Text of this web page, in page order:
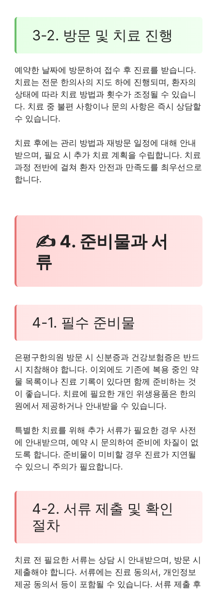
3-2. 방문 및 치료 진행
예약한 날짜에 방문하여 접수 후 진료를 받습니다.
치료는 전문 한의사의 지도 하에 진행되며, 환자의
상태에 따라 치료 방법과 횟수가 조정될 수 있습니
다. 치료 중 불편 사항이나 문의 사항은 즉시 상담할
수 있습니다.
치료 후에는 관리 방법과 재방문 일정에 대해 안내
받으며, 필요 시 추가 치료 계획을 수립합니다. 치료
과정 전반에 걸쳐 환자 안전과 만족도를 최우선으로
합니다.
✍ 4. 준비물과 서
류
4-1. 필수 준비물
은평구한의원 방문 시 신분증과 건강보험증은 반드
시 지참해야 합니다. 이외에도 기존에 복용 중인 약
물 목록이나 진료 기록이 있다면 함께 준비하는 것
이 좋습니다. 치료에 필요한 개인 위생용품은 한의
원에서 제공하거나 안내받을 수 있습니다.
특별한 치료를 위해 추가 서류가 필요한 경우 사전
에 안내받으며, 예약 시 문의하여 준비에 차질이 없
도록 합니다. 준비물이 미비할 경우 진료가 지연될
수 있으니 주의가 필요합니다.
4-2. 서류 제출 및 확인
절차
치료 전 필요한 서류는 상담 시 안내받으며, 방문 시
제출해야 합니다. 서류에는 진료 동의서, 개인정보
제공 동의서 등이 포함될 수 있습니다. 서류 제출 후